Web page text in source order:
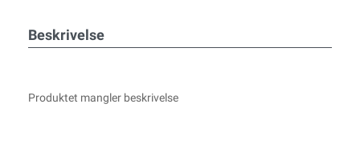
Beskrivelse
Produktet mangler beskrivelse